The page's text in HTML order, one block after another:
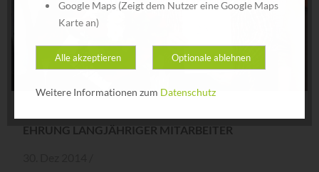
EHRUNG LANGJÄHRIGER MITARBEITER
Google Maps (Zeigt dem Nutzer eine Google Maps
Karte an)
Alle akzeptieren Optionale ablehnen
Weitere Informationen zum Datenschutz